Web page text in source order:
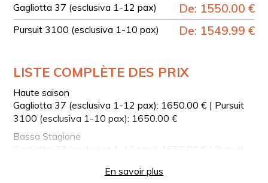
Après votre réservation, vous pouvez contacter le
skipper pour définir le port d’embarquement entre
Sorrente – Marina Piccola ou Castellammare di Stabia,
Pour d’autres ports, vous pouvez ajouter l’option au
panier lors de l’achat.
BATEAUX
La sélection des bateaux dépend de la disponibilité aux
réservation :
Gagliotta Gagliardo 37
Gagliotta 37 (esclusiva 1-12 pax) De: 1550.00 €
Pursuit 3100 (esclusiva 1-10 pax) De: 1549.99 €
LISTE COMPLÈTE DES PRIX
Haute saison
Gagliotta 37 (esclusiva 1-12 pax): 1650.00 € | Pursuit
3100 (esclusiva 1-10 pax): 1650.00 €
Bassa Stagione
Gagliotta 37 (esclusiva 1-12 pax): 1550.00 € | Pursuit
En savoir plus